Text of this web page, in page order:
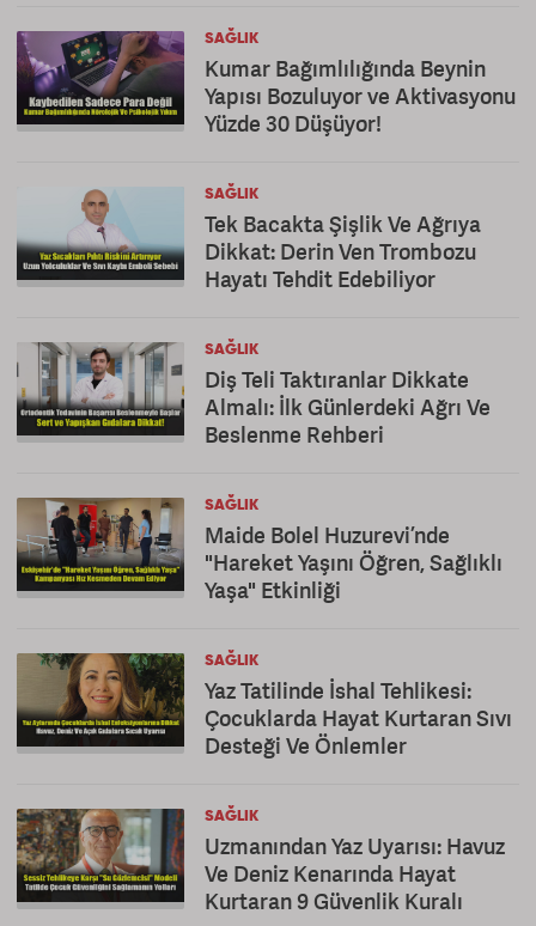
SAĞLIK
Kumar Bağımlılığında Beynin
Yapısı Bozuluyor ve Aktivasyonu
Yüzde 30 Düşüyor!
SAĞLIK
Tek Bacakta Şişlik Ve Ağrıya
Dikkat: Derin Ven Trombozu
Hayatı Tehdit Edebiliyor
SAĞLIK
Diş Teli Taktıranlar Dikkate
Almalı: İlk Günlerdeki Ağrı Ve
Beslenme Rehberi
SAĞLIK
Maide Bolel Huzurevi’nde
"Hareket Yaşını Öğren, Sağlıklı
Yaşa" Etkinliği
SAĞLIK
Yaz Tatilinde İshal Tehlikesi:
Çocuklarda Hayat Kurtaran Sıvı
Desteği Ve Önlemler
SAĞLIK
Uzmanından Yaz Uyarısı: Havuz
Ve Deniz Kenarında Hayat
Kurtaran 9 Güvenlik Kuralı